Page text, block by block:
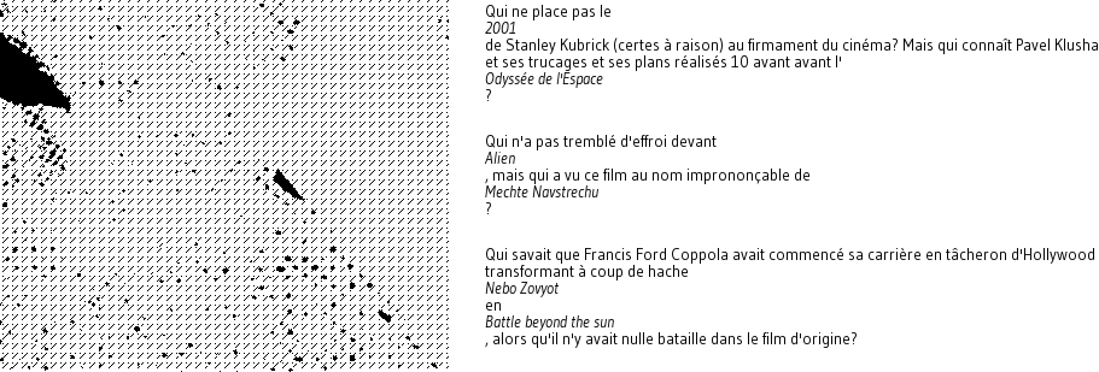
Qui ne place pas le
2001
de Stanley Kubrick (certes à raison) au firmament du cinéma? Mais qui connaît Pavel
et ses trucages et ses plans réalisés 10 avant avant l'
Odyssée de l'Espace
?
Qui n'a pas tremblé d'effroi devant
Alien
, mais qui a vu ce film au nom imprononçable de
Mechte Navstrechu
?
Qui savait que Francis Ford Coppola avait commencé sa carrière en tâcheron d'Hollywood
transformant à coup de hache
Nebo Zovyot
en
Battle beyond the sun
, alors qu'il n'y avait nulle bataille dans le film d'origine?